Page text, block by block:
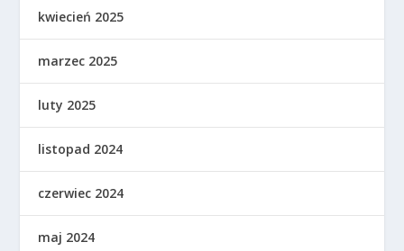
kwiecień 2025
marzec 2025
luty 2025
listopad 2024
czerwiec 2024
maj 2024